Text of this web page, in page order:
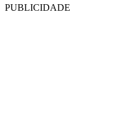
PUBLICIDADE